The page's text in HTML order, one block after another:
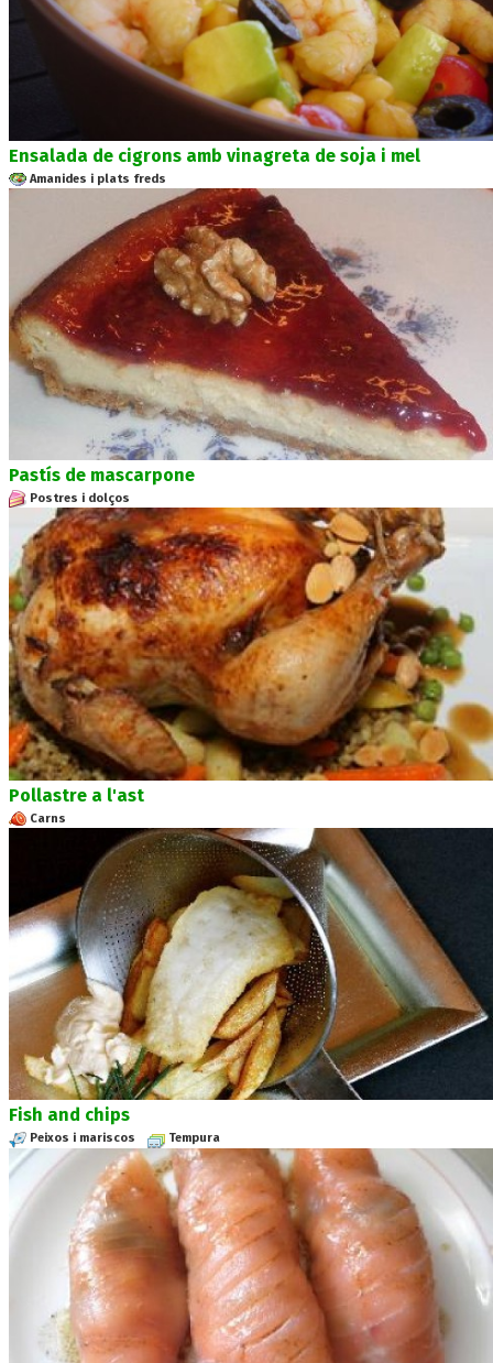
Ensalada de cigrons amb vinagreta de soja i mel
Amanides i plats freds
Pastís de mascarpone
Postres i dolços
Pollastre a l'ast
Carns
Fish and chips
Peixos i mariscos Tempura